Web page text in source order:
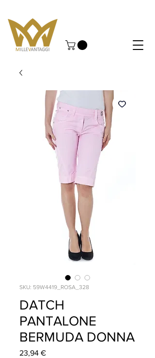
SKU: 59W4419_ROSA_328
DATCH
PANTALONE
BERMUDA DONNA
23,94 €Prezzo